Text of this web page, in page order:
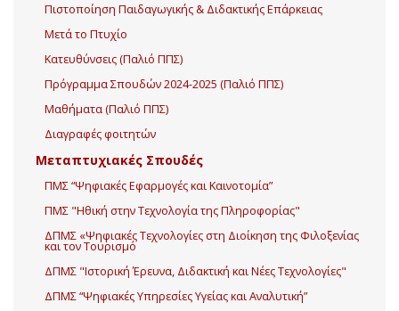
Πιστοποίηση Παιδαγωγικής & Διδακτικής Επάρκειας
Μετά το Πτυχίο
Κατευθύνσεις (Παλιό ΠΠΣ)
Πρόγραμμα Σπουδών 2024-2025 (Παλιό ΠΠΣ)
Μαθήματα (Παλιό ΠΠΣ)
Διαγραφές φοιτητών
Μεταπτυχιακές Σπουδές
ΠΜΣ “Ψηφιακές Εφαρμογές και Καινοτομία”
ΠΜΣ "Ηθική στην Τεχνολογία της Πληροφορίας"
ΔΠΜΣ «Ψηφιακές Τεχνολογίες στη Διοίκηση της Φιλοξενίας
και τον Τουρισμό
ΔΠΜΣ "Ιστορική Έρευνα, Διδακτική και Νέες Τεχνολογίες"
ΔΠΜΣ “Ψηφιακές Υπηρεσίες Υγείας και Αναλυτική”